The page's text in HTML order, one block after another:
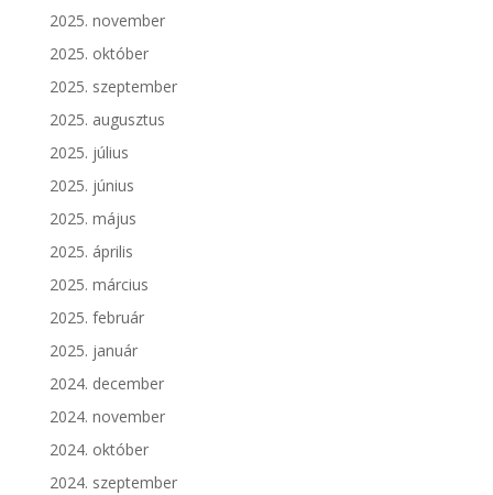
2025. november
2025. október
2025. szeptember
2025. augusztus
2025. július
2025. június
2025. május
2025. április
2025. március
2025. február
2025. január
2024. december
2024. november
2024. október
2024. szeptember